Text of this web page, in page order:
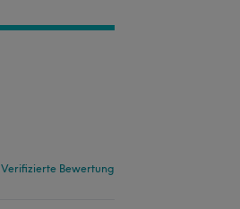
Verifizierte Bewertung